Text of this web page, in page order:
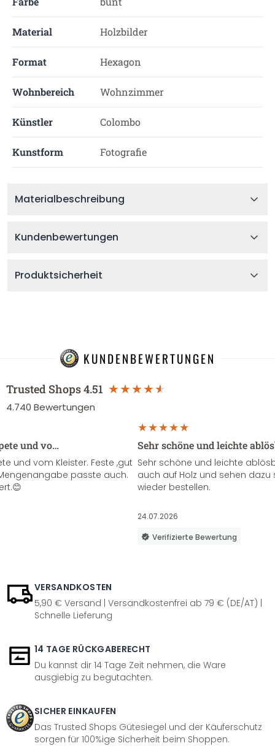
Material Holzbilder
Format Hexagon
Wohnbereich Wohnzimmer
Künstler Colombo
Kunstform Fotografie
Materialbeschreibung
Kundenbewertungen
Produktsicherheit
KUNDENBEWERTUNGEN
Trusted Shops4.51
4.740 Bewertungen
und vo…
und vom Kleister. Feste ,gut
passte auch.
Sehr schöne und leichte
Sehr schöne und leichte
auch auf Holz und sehen
wieder bestellen.
24.07.2026
Verifizierte Bewertung
VERSANDKOSTEN
5,90 € Versand | Versandkostenfrei ab 79 € (DE/AT) |
Schnelle Lieferung
14 TAGE RÜCKGABERECHT
Du kannst dir 14 Tage Zeit nehmen, die Ware
ausgiebig zu begutachten.
SICHER EINKAUFEN
Das Trusted Shops Gütesiegel und der Käuferschutz
sorgen für 100%ige Sicherheit beim Shoppen.